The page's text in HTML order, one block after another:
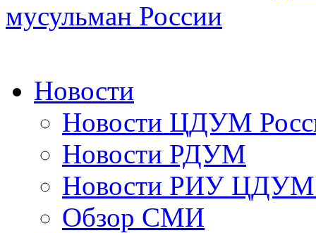
мусульман России
Новости
Новости ЦДУМ
Новости РДУМ
Новости РИУ ЦДУМ
Обзор СМИ